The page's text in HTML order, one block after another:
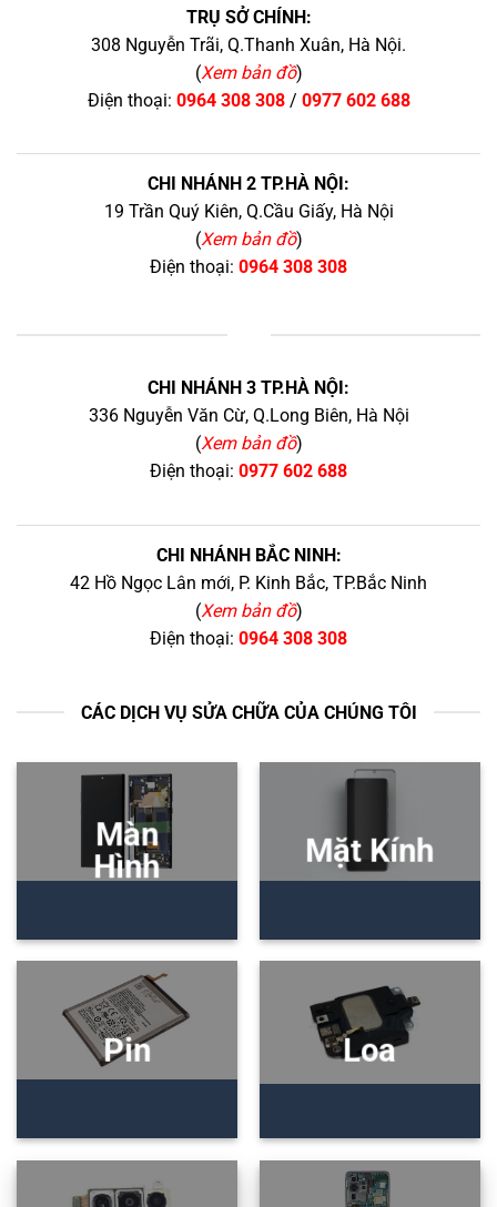
TRỤ SỞ CHÍNH:
308 Nguyễn Trãi, Q.Thanh Xuân, Hà Nội.
(Xem bản đồ)
Điện thoại: 0964 308 308/ 0977 602 688
CHI NHÁNH 2 TP.HÀ NỘI:
19 Trần Quý Kiên, Q.Cầu Giấy, Hà Nội
(Xem bản đồ)
Điện thoại: 0964 308 308
CHI NHÁNH 3 TP.HÀ NỘI:
336 Nguyễn Văn Cừ, Q.Long Biên, Hà Nội
(Xem bản đồ)
Điện thoại: 0977 602 688
CHI NHÁNH BẮC NINH:
42 Hồ Ngọc Lân mới, P. Kinh Bắc, TP.Bắc Ninh
(Xem bản đồ)
Điện thoại: 0964 308 308
CÁC DỊCH VỤ SỬA CHỮA CỦA CHÚNG TÔI
Màn
Hình
Mặt Kính
Pin Loa